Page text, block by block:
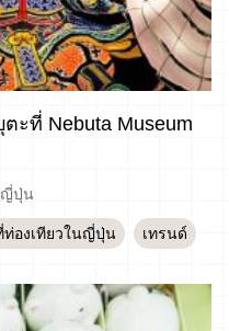
ะที่ Nebuta Museum
ญี่ปุ่น
ท่องเทียวในญี่ปุ่น เทรนด์